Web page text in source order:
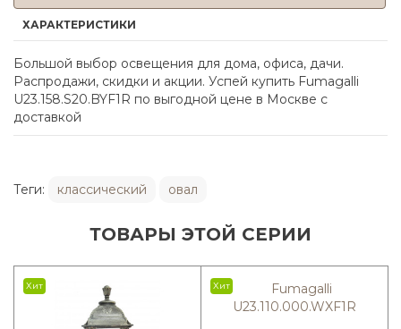
ХАРАКТЕРИСТИКИ
Большой выбор освещения для дома, офиса, дачи.
Распродажи, скидки и акции. Успей купить Fumagalli
U23.158.S20.BYF1R по выгодной цене в Москве с
доставкой
Теги: классический овал
ТОВАРЫ ЭТОЙ СЕРИИ
Хит Хит